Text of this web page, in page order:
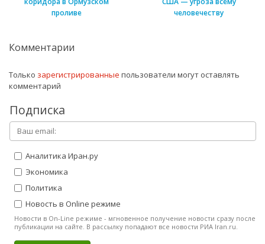
проливе
человечеству
Комментарии
Только зарегистрированные пользователи могут оставлять
комментарий
Подписка
Аналитика Иран.ру
Экономика
Политика
Новость в Online режиме
Новости в On-Line режиме - мгновенное получение новости сразу после
публикации на сайте. В рассылку попадают все новости РИА Iran.ru.